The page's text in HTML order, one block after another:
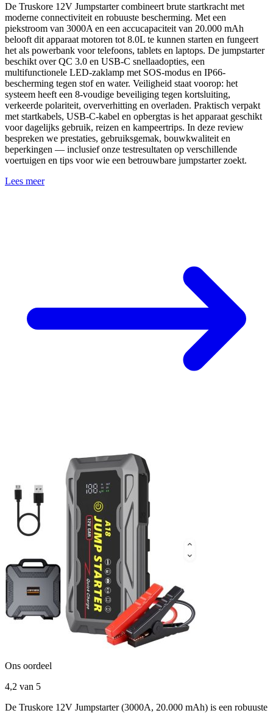
De Truskore 12V Jumpstarter combineert brute startkracht met
moderne connectiviteit en robuuste bescherming. Met een
piekstroom van 3000A en een accucapaciteit van 20.000 mAh
belooft dit apparaat motoren tot 8.0L te kunnen starten en fungeert
het als powerbank voor telefoons, tablets en laptops. De jumpstarter
beschikt over QC 3.0 en USB-C snellaadopties, een
multifunctionele LED-zaklamp met SOS-modus en IP66-
bescherming tegen stof en water. Veiligheid staat voorop: het
systeem heeft een 8-voudige beveiliging tegen kortsluiting,
verkeerde polariteit, oververhitting en overladen. Praktisch verpakt
met startkabels, USB-C-kabel en opbergtas is het apparaat geschikt
voor dagelijks gebruik, reizen en kampeertrips. In deze review
bespreken we prestaties, gebruiksgemak, bouwkwaliteit en
beperkingen — inclusief onze testresultaten op verschillende
voertuigen en tips voor wie een betrouwbare jumpstarter zoekt.
Lees meer
Ons oordeel
4,2 van 5
De Truskore 12V Jumpstarter (3000A, 20.000 mAh) is een robuuste